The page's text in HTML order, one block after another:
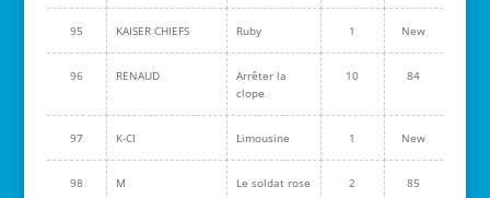
95 KAISER CHIEFS Ruby 1 New
96 RENAUD
Arrêter la
clope
10 84
97 K-CI Limousine 1 New
98 M Le soldat rose 2 85